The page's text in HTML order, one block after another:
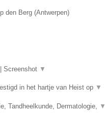
den Berg(Antwerpen)
Screenshot ▼
in het hartje van Heist op ▼
Tandheelkunde, Dermatologie, ▼